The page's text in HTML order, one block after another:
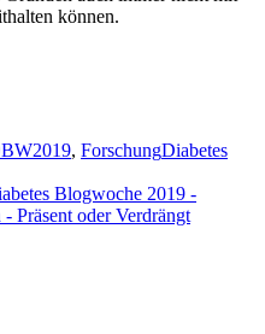
können.
, ForschungDiabetes
Blogwoche 2019 -
Präsent oder Verdrängt